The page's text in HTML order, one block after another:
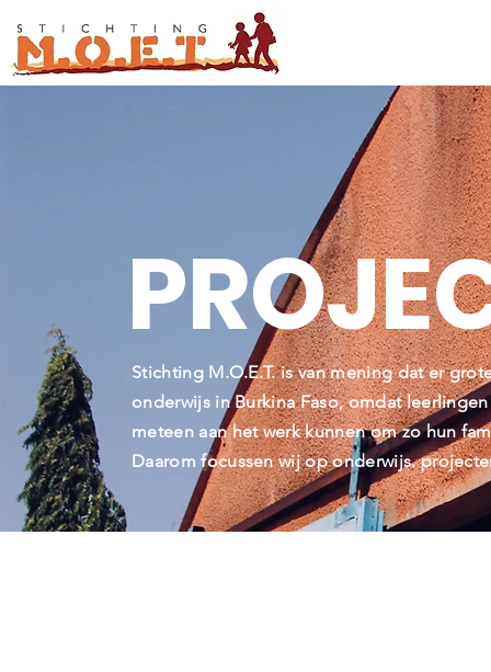
Stichting M.O.E.T. is van mening dat er
onderwijs in Burkina Faso, omdat
meteen aan het werk kunnen om zo hun
Daaromfocussenwij op onderwijs.